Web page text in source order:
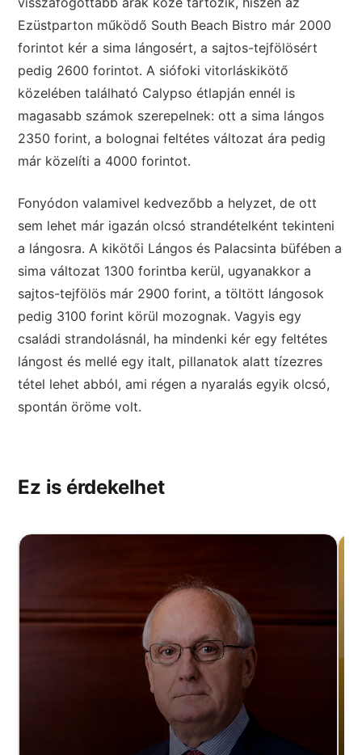
Ezüstparton működő South Beach Bistro már 2000
forintot kér a sima lángosért, a sajtos-tejfölösért
pedig 2600 forintot. A siófoki vitorláskikötő
közelében található Calypso étlapján ennél is
magasabb számok szerepelnek: ott a sima lángos
2350 forint, a bolognai feltétes változat ára pedig
már közelíti a 4000 forintot.
Fonyódon valamivel kedvezőbb a helyzet, de ott
sem lehet már igazán olcsó strandételként tekinteni
a lángosra. A kikötői Lángos és Palacsinta büfében a
sima változat 1300 forintba kerül, ugyanakkor a
sajtos-tejfölös már 2900 forint, a töltött lángosok
pedig 3100 forint körül mozognak. Vagyis egy
családi strandolásnál, ha mindenki kér egy feltétes
lángost és mellé egy italt, pillanatok alatt tízezres
tétel lehet abból, ami régen a nyaralás egyik olcsó,
spontán öröme volt.
Ez is érdekelhet